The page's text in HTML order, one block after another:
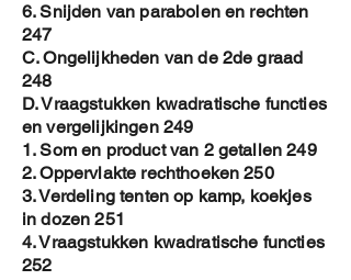
6. Snijden van parabolen en rechten
247
C. Ongelijkheden van de 2de graad
248
D. Vraagstukken kwadratische functies
en vergelijkingen 249
1. Som en product van 2 getallen 249
2. Oppervlakte rechthoeken 250
3. Verdeling tenten op kamp, koekjes
in dozen 251
4. Vraagstukken kwadratische functies
252